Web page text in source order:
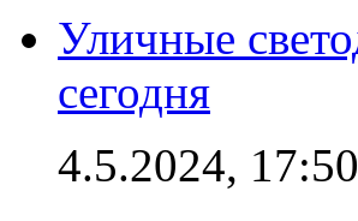
Уличные
сегодня
4.5.2024, 17:50